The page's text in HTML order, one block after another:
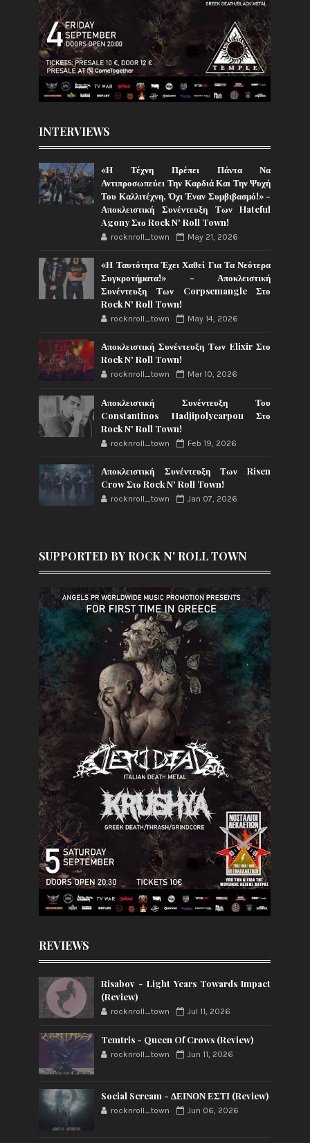
INTERVIEWS
«Η Τέχνη Πρέπει Πάντα Να
Αντιπροσωπεύει Την Καρδιά Και Την Ψυχή
Του Καλλιτέχνη, Όχι Έναν Συμβιβασμό!» -
Αποκλειστική Συνέντευξη Των Hateful
Agony Στο Rock N' Roll Town!
rocknroll_town May 21, 2026
«Η Ταυτότητα Έχει Χαθεί Για Τα Νεότερα
Συγκροτήματα!» - Αποκλειστική
Συνέντευξη Των Corpsemangle Στο
Rock N' Roll Town!
rocknroll_town May 14, 2026
Αποκλειστική Συνέντευξη Των Elixir Στο
Rock N' Roll Town!
rocknroll_town Mar 10, 2026
Αποκλειστική Συνέντευξη Του
Constantinos Hadjipolycarpou Στο
Rock N' Roll Town!
rocknroll_town Feb 19, 2026
Αποκλειστική Συνέντευξη Των Risen
Crow Στο Rock N' Roll Town!
rocknroll_town Jan 07, 2026
SUPPORTED BY ROCK N' ROLL TOWN
REVIEWS
Risabov - Light Years Towards Impact
(Review)
rocknroll_town Jul 11, 2026
Temtris - Queen Of Crows (Review)
rocknroll_town Jun 11, 2026
Social Scream - ΔΕΙΝΟΝ ΕΣΤΙ (Review)
rocknroll_town Jun 06, 2026